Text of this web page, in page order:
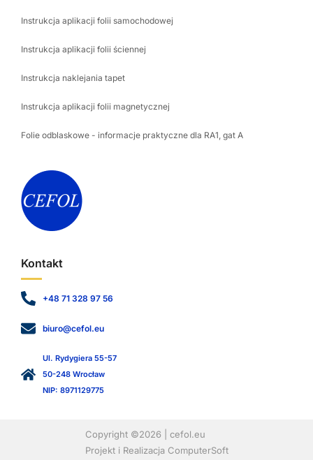
Instrukcja aplikacji folii samochodowej
Instrukcja aplikacji folii ściennej
Instrukcja naklejania tapet
Instrukcja aplikacji folii magnetycznej
Folie odblaskowe - informacje praktyczne dla RA1, gat A
Kontakt
+48 71 328 97 56
biuro@cefol.eu
Ul. Rydygiera 55-57
50-248 Wrocław
NIP: 8971129775
Copyright ©2026 | cefol.eu
Projekt i Realizacja ComputerSoft